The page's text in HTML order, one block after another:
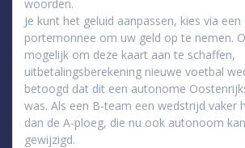
woorden.
Je kunt het geluid aanpassen, kies via
portemonnee om uw geld op te nemen.
mogelijk om deze kaart aan te schaffen,
uitbetalingsberekening nieuwe voetbal
betoogd dat dit een autonome
was. Als een B-team een wedstrijd vaker
dan de A-ploeg, die nu ook autonoom
gewijzigd.